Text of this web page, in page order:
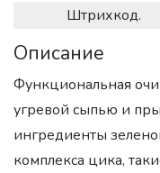
Штрихкод.
Описание
Функциональная
угревой сыпью и
ингредиенты
комплекса цика,